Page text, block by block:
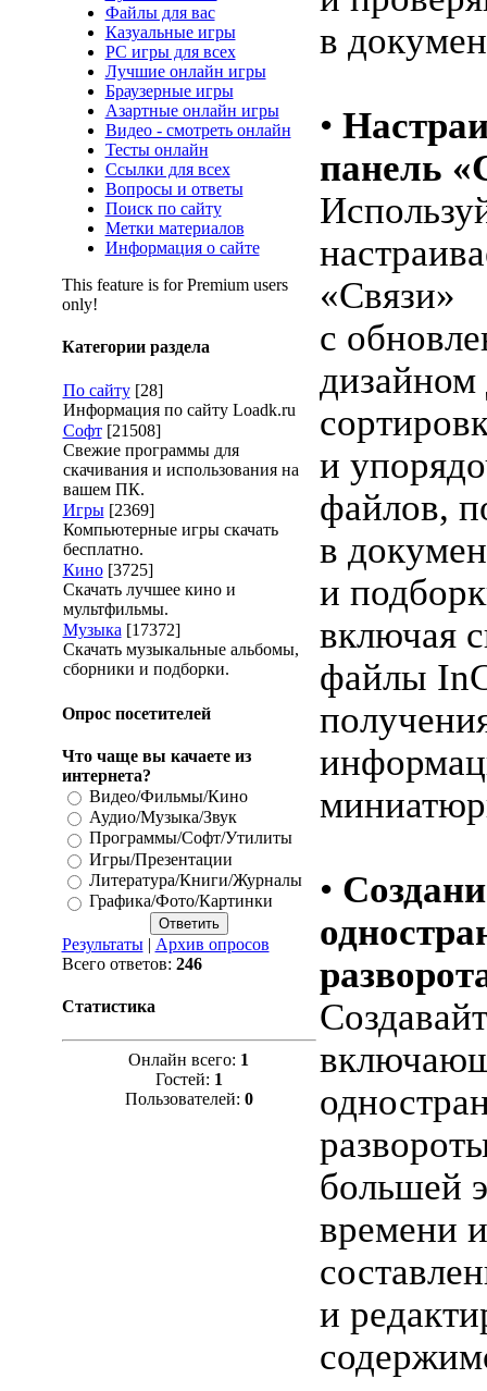
Файлы для вас
Казуальные игры
PC игры для всех
Лучшие онлайн игры
Браузерные игры
Азартные онлайн игры
Видео - смотреть онлайн
Тесты онлайн
Ссылки для всех
Вопросы и ответы
Поиск по сайту
Метки материалов
Информация о сайте
This feature is for Premium users
only!
Категории раздела
По сайту [28]
Информация по сайту Loadk.ru
Софт [21508]
Свежие программы для
скачивания и использования на
вашем ПК.
Игры [2369]
Компьютерные игры скачать
бесплатно.
Кино [3725]
Скачать лучшее кино и
мультфильмы.
Музыка [17372]
Скачать музыкальные альбомы,
сборники и подборки.
Опрос посетителей
Что чаще вы качаете из
интернета?
Видео/Фильмы/Кино
Аудио/Музыка/Звук
Программы/Софт/Утилиты
Игры/Презентации
Литература/Книги/Журналы
Графика/Фото/Картинки
Результаты| Архив опросов
Всего ответов: 246
Статистика
Онлайн всего: 1
Гостей: 1
Пользователей: 0
в
•
панель
«Связи»
с
дизайном
и
файлов,
в
и
включая
файлы
•
большей
времени
и